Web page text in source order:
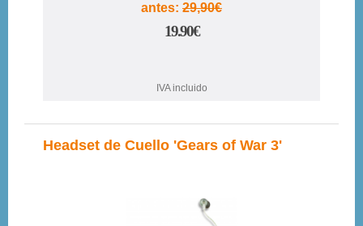
antes: 29,90€
19.90€
IVA incluido
Headset de Cuello 'Gears of War 3'